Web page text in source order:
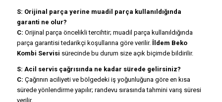
S: Orijinal parça yerine muadil parça kullanıldığında
garanti ne olur?
C: Orijinal parça öncelikli tercihtir; muadil parça kullanıldığında
parça garantisi tedarikçi koşullarına göre verilir. İldem Beko
Kombi Servisi sürecinde bu durum size açık biçimde bildirilir.
S: Acil servis çağrısında ne kadar sürede gelirsiniz?
C: Çağrının aciliyeti ve bölgedeki iş yoğunluğuna göre en kısa
sürede yönlendirme yapılır; randevu sırasında tahmini varış süresi
verilir.